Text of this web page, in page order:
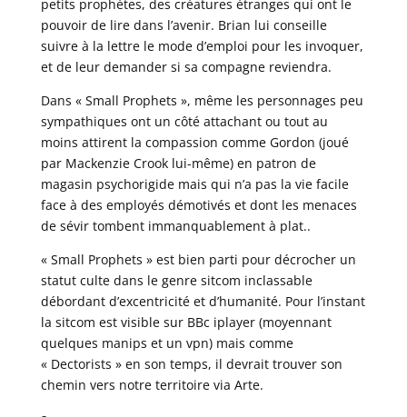
petits prophètes, des créatures étranges qui ont le
pouvoir de lire dans l’avenir. Brian lui conseille
suivre à la lettre le mode d’emploi pour les invoquer,
et de leur demander si sa compagne reviendra.
Dans « Small Prophets », même les personnages peu
sympathiques ont un côté attachant ou tout au
moins attirent la compassion comme Gordon (joué
par Mackenzie Crook lui-même) en patron de
magasin psychorigide mais qui n’a pas la vie facile
face à des employés démotivés et dont les menaces
de sévir tombent immanquablement à plat..
« Small Prophets » est bien parti pour décrocher un
statut culte dans le genre sitcom inclassable
débordant d’excentricité et d’humanité. Pour l’instant
la sitcom est visible sur BBc iplayer (moyennant
quelques manips et un vpn) mais comme
« Dectorists » en son temps, il devrait trouver son
chemin vers notre territoire via Arte.